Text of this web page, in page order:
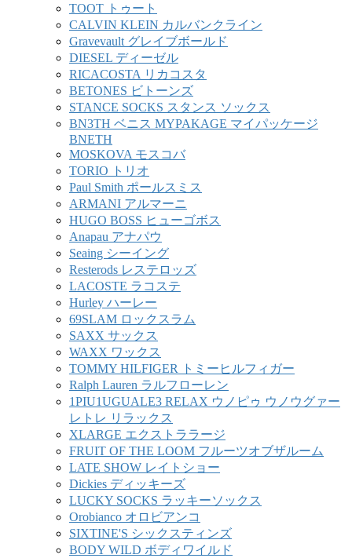
TOOT トゥート
CALVIN KLEIN カルバンクライン
Gravevault グレイブボールド
DIESEL ディーゼル
RICACOSTA リカコスタ
BETONES ビトーンズ
STANCE SOCKS スタンス ソックス
BN3TH ベニス MYPAKAGE マイパッケージ
BNETH
MOSKOVA モスコバ
TORIO トリオ
Paul Smith ポールスミス
ARMANI アルマーニ
HUGO BOSS ヒューゴボス
Anapau アナパウ
Seaing シーイング
Resterods レステロッズ
LACOSTE ラコステ
Hurley ハーレー
69SLAM ロックスラム
SAXX サックス
WAXX ワックス
TOMMY HILFIGER トミーヒルフィガー
Ralph Lauren ラルフローレン
1PIU1UGUALE3 RELAX ウノピゥ ウノウグァー
レトレ リラックス
XLARGE エクストララージ
FRUIT OF THE LOOM フルーツオブザルーム
LATE SHOW レイトショー
Dickies ディッキーズ
LUCKY SOCKS ラッキーソックス
Orobianco オロビアンコ
SIXTINE'S シックスティンズ
BODY WILD ボディワイルド